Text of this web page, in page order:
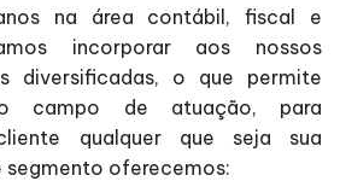
na área contábil, fiscal e
incorporar aos nossos
diversificadas, o que permite
campo de atuação, para
qualquer que seja sua
segmento oferecemos: